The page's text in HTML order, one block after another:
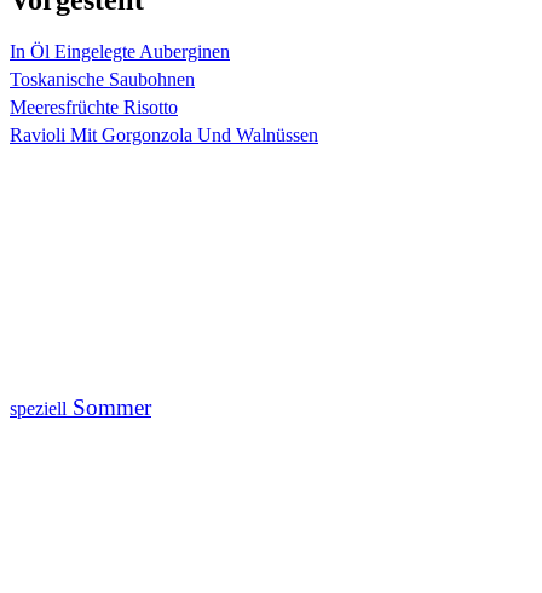
In Öl Eingelegte Auberginen
Toskanische Saubohnen
Meeresfrüchte Risotto
Ravioli Mit Gorgonzola Und Walnüssen
speziell Sommer